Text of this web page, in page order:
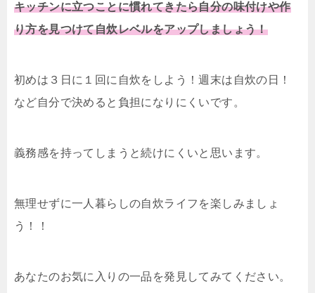
キッチンに立つことに慣れてきたら自分の味付けや作
り方を見つけて自炊レベルをアップしましょう！
初めは３日に１回に自炊をしよう！週末は自炊の日！
など自分で決めると負担になりにくいです。
義務感を持ってしまうと続けにくいと思います。
無理せずに一人暮らしの自炊ライフを楽しみましょ
う！！
あなたのお気に入りの一品を発見してみてください。